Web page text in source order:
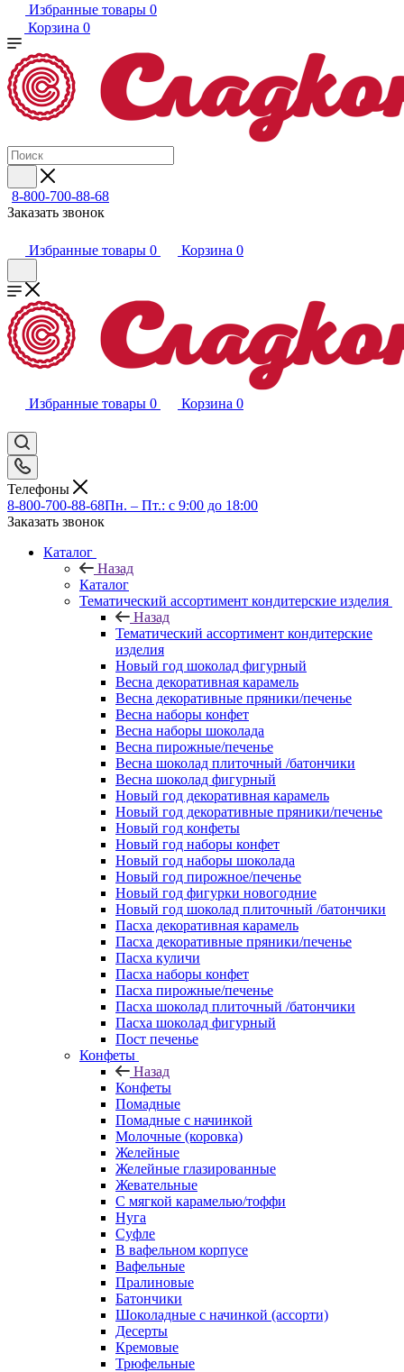
Избранные товары 0
Корзина 0
8-800-700-88-68
Заказать звонок
Избранные товары 0 Корзина 0
Избранные товары 0 Корзина 0
Телефоны
8-800-700-88-68Пн. – Пт.: с 9:00 до 18:00
Заказать звонок
Каталог
Назад
Каталог
Тематический ассортимент кондитерские изделия
Назад
Тематический ассортимент кондитерские
изделия
Новый год шоколад фигурный
Весна декоративная карамель
Весна декоративные пряники/печенье
Весна наборы конфет
Весна наборы шоколада
Весна пирожные/печенье
Весна шоколад плиточный /батончики
Весна шоколад фигурный
Новый год декоративная карамель
Новый год декоративные пряники/печенье
Новый год конфеты
Новый год наборы конфет
Новый год наборы шоколада
Новый год пирожное/печенье
Новый год фигурки новогодние
Новый год шоколад плиточный /батончики
Пасха декоративная карамель
Пасха декоративные пряники/печенье
Пасха куличи
Пасха наборы конфет
Пасха пирожные/печенье
Пасха шоколад плиточный /батончики
Пасха шоколад фигурный
Пост печенье
Конфеты
Назад
Конфеты
Помадные
Помадные с начинкой
Молочные (коровка)
Желейные
Желейные глазированные
Жевательные
С мягкой карамелью/тоффи
Нуга
Суфле
В вафельном корпусе
Вафельные
Пралиновые
Батончики
Шоколадные с начинкой (ассорти)
Десерты
Кремовые
Трюфельные